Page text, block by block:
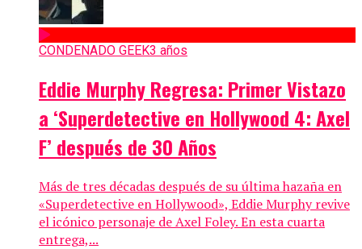
CONDENADO GEEK3 años
Eddie Murphy Regresa: Primer Vistazo
a ‘Superdetective en Hollywood 4: Axel
F’ después de 30 Años
Más de tres décadas después de su última hazaña en
«Superdetective en Hollywood», Eddie Murphy revive
el icónico personaje de Axel Foley. En esta cuarta
entrega,...